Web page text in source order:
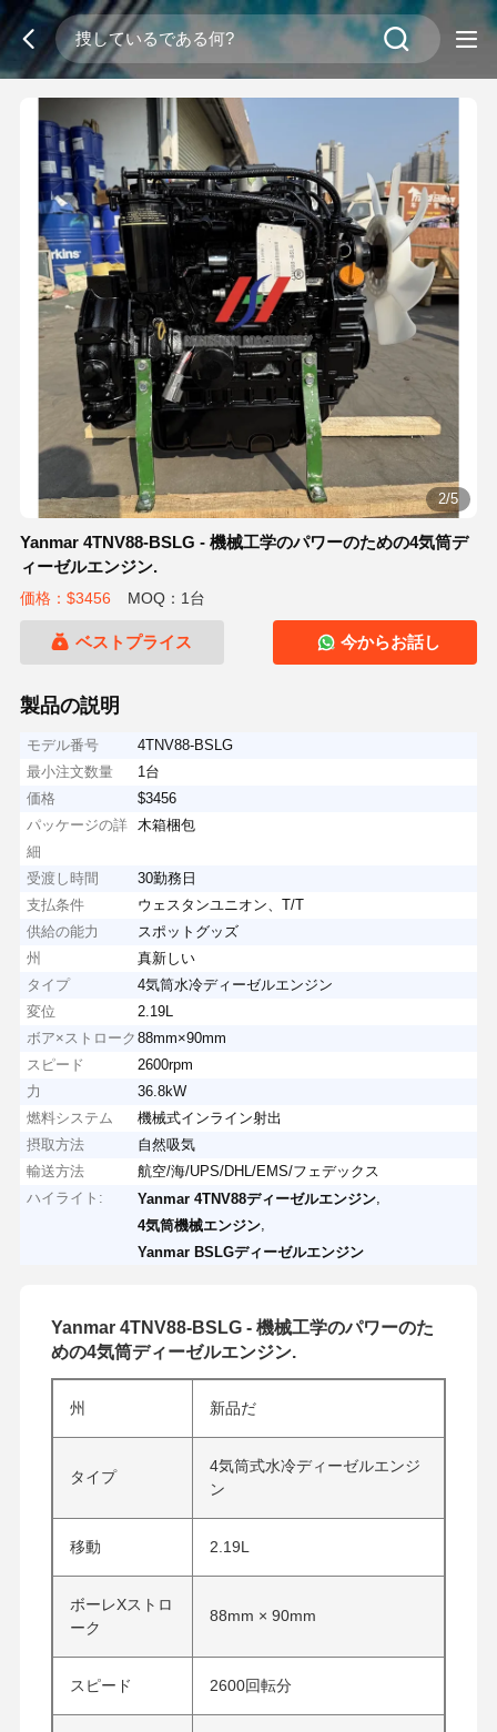
3/5
Yanmar 4TNV88-BSLG - 機械工学のパワーのための4気筒デ
ィーゼルエンジン.
価格：$3456 MOQ：1台
ベストプライス 今からお話し
製品の説明
モデル番号
4TNV88-BSLG
最小注文数量
1台
価格
$3456
パッケージの詳
細
木箱梱包
受渡し時間
30勤務日
支払条件
ウェスタンユニオン、T/T
供給の能力
スポットグッズ
州
真新しい
タイプ
4気筒水冷ディーゼルエンジン
変位
2.19L
ボア×ストローク 88mm×90mm
スピード
2600rpm
力
36.8kW
燃料システム
機械式インライン射出
摂取方法
自然吸気
輸送方法
航空/海/UPS/DHL/EMS/フェデックス
ハイライト:
Yanmar 4TNV88ディーゼルエンジン
4気筒機械エンジン
Yanmar BSLGディーゼルエンジン
Yanmar 4TNV88-BSLG - 機械工学のパワーのた
めの4気筒ディーゼルエンジン.
州 新品だ
タイプ
4気筒式水冷ディーゼルエンジ
ン
移動 2.19L
ボーレXストロ
ーク
88mm × 90mm
スピード 2600回転分